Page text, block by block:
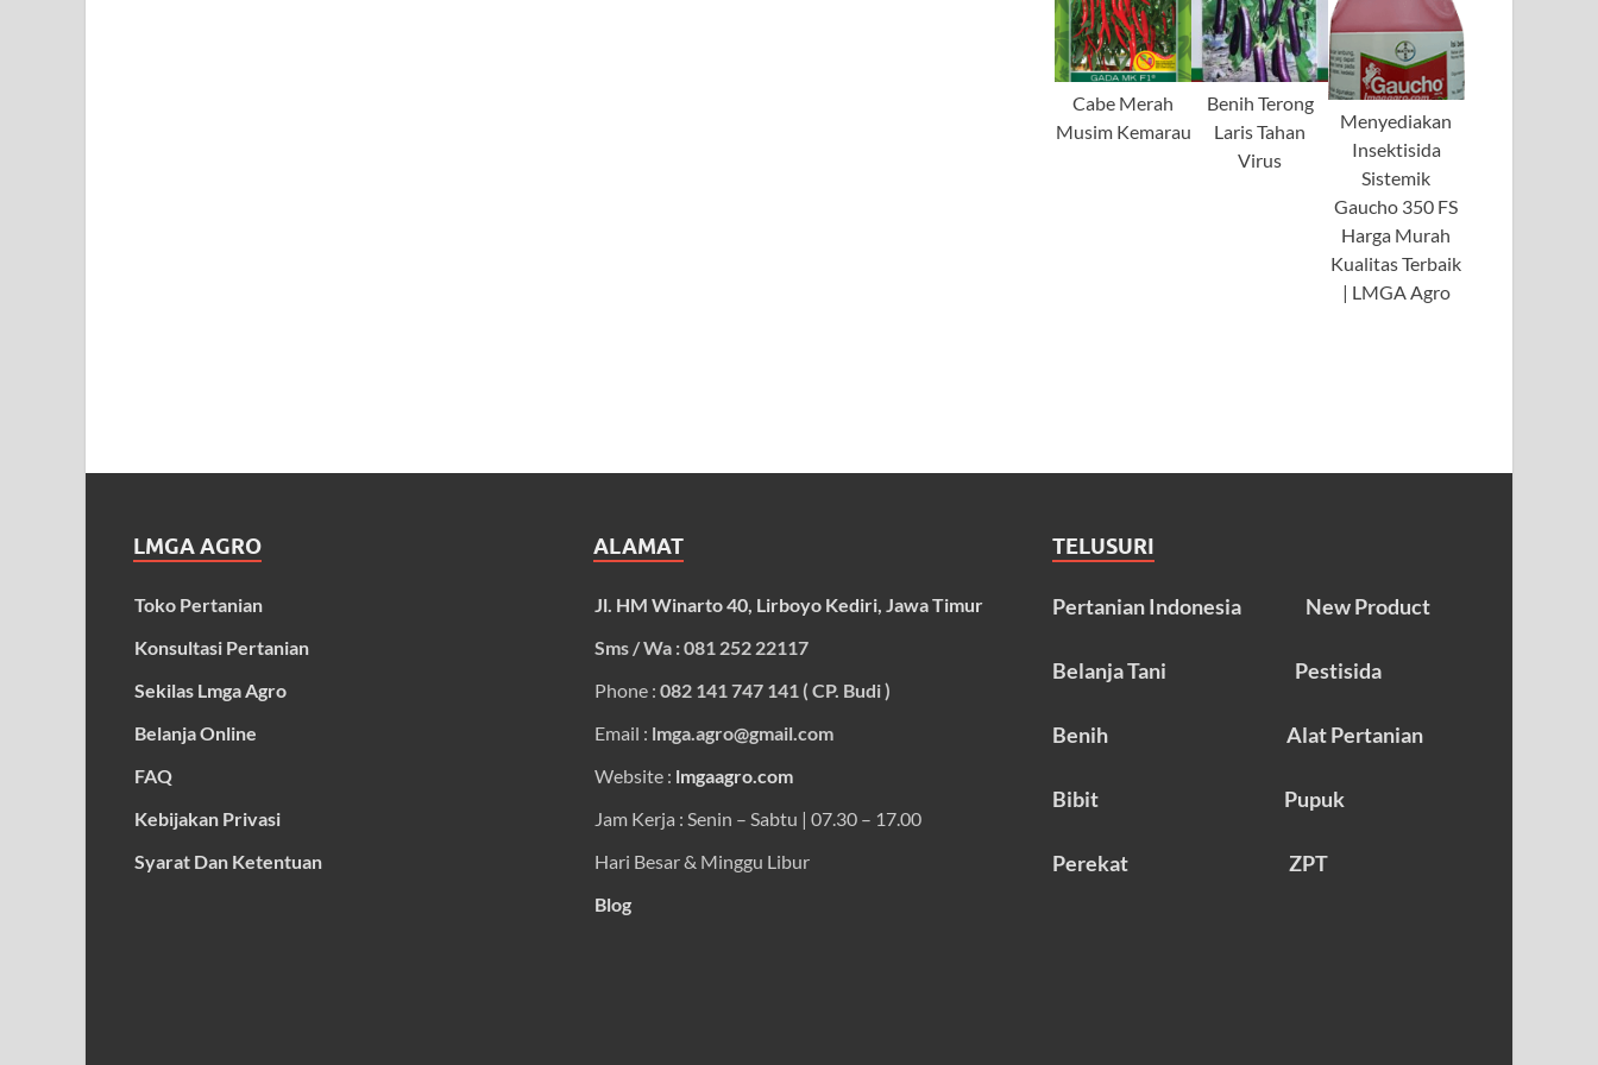
Cabe Merah
Musim Kemarau
Benih Terong
Laris Tahan
Virus
Menyediakan
Insektisida
Sistemik
Gaucho 350 FS
Harga Murah
Kualitas Terbaik
| LMGA Agro
LMGA AGRO
Toko Pertanian
Konsultasi Pertanian
Sekilas Lmga Agro
Belanja Online
FAQ
Kebijakan Privasi
Syarat Dan Ketentuan
ALAMAT
Jl. HM Winarto 40, Lirboyo Kediri, Jawa Timur
Sms / Wa : 081 252 22117
Phone : 082 141 747 141 ( CP. Budi )
Email : lmga.agro@gmail.com
Website : lmgaagro.com
Jam Kerja : Senin – Sabtu | 07.30 – 17.00
Hari Besar & Minggu Libur
Blog
TELUSURI
Pertanian Indonesia New Product
Belanja Tani Pestisida
Benih Alat Pertanian
Bibit Pupuk
Perekat ZPT